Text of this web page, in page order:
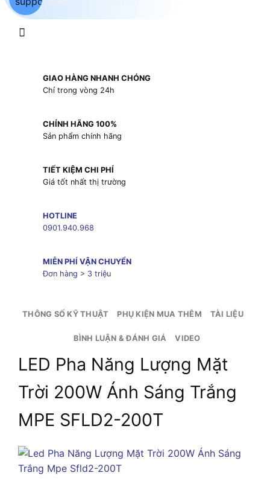
GIAO HÀNG NHANH CHÓNG
Chỉ trong vòng 24h
CHÍNH HÃNG 100%
Sản phẩm chính hãng
TIẾT KIỆM CHI PHÍ
Giá tốt nhất thị trường
HOTLINE
0901.940.968
MIỄN PHÍ VẬN CHUYỂN
Đơn hàng > 3 triệu
THÔNG SỐ KỸ THUẬT PHỤ KIỆN MUA THÊM TÀI LIỆU
BÌNH LUẬN & ĐÁNH GIÁ VIDEO
LED Pha Năng Lượng Mặt
Trời 200W Ánh Sáng Trắng
MPE SFLD2-200T